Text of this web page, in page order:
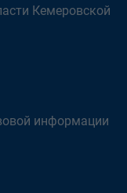
Кемеровской
информации